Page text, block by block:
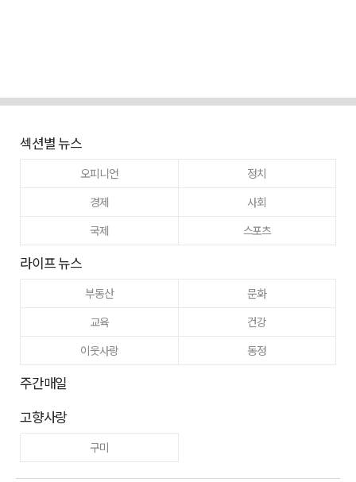
섹션별 뉴스
오피니언
정치
경제
사회
국제
스포츠
라이프 뉴스
부동산
문화
교육
건강
이웃사랑
동정
주간매일
고향사랑
구미